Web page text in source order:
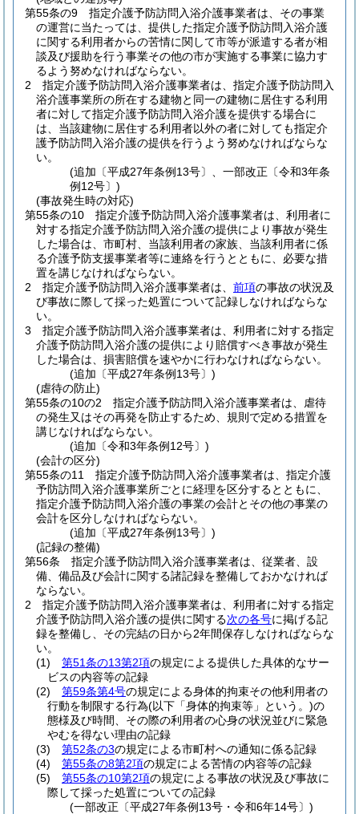
第55条の9
指定介護予防訪問入浴介護事業者は、その事業
の運営に当たっては、提供した指定介護予防訪問入浴介護
に関する利用者からの苦情に関して市等が派遣する者が相
談及び援助を行う事業その他の市が実施する事業に協力す
るよう努めなければならない。
2
指定介護予防訪問入浴介護事業者は、指定介護予防訪問入
浴介護事業所の所在する建物と同一の建物に居住する利用
者に対して指定介護予防訪問入浴介護を提供する場合に
は、当該建物に居住する利用者以外の者に対しても指定介
護予防訪問入浴介護の提供を行うよう努めなければならな
い。
(追加〔平成27年条例13号〕、一部改正〔令和3年条
例12号〕)
(事故発生時の対応)
第55条の10
指定介護予防訪問入浴介護事業者は、利用者に
対する指定介護予防訪問入浴介護の提供により事故が発生
した場合は、市町村、当該利用者の家族、当該利用者に係
る介護予防支援事業者等に連絡を行うとともに、必要な措
置を講じなければならない。
2
指定介護予防訪問入浴介護事業者は、 前項の事故の状況及
び事故に際して採った処置について記録しなければならな
い。
3
指定介護予防訪問入浴介護事業者は、利用者に対する指定
介護予防訪問入浴介護の提供により賠償すべき事故が発生
した場合は、損害賠償を速やかに行わなければならない。
(追加〔平成27年条例13号〕)
(虐待の防止)
第55条の10の2
指定介護予防訪問入浴介護事業者は、虐待
の発生又はその再発を防止するため、規則で定める措置を
講じなければならない。
(追加〔令和3年条例12号〕)
(会計の区分)
第55条の11
指定介護予防訪問入浴介護事業者は、指定介護
予防訪問入浴介護事業所ごとに経理を区分するとともに、
指定介護予防訪問入浴介護の事業の会計とその他の事業の
会計を区分しなければならない。
(追加〔平成27年条例13号〕)
(記録の整備)
第56条
指定介護予防訪問入浴介護事業者は、従業者、設
備、備品及び会計に関する諸記録を整備しておかなければ
ならない。
2
指定介護予防訪問入浴介護事業者は、利用者に対する指定
介護予防訪問入浴介護の提供に関する次の各号に掲げる記
録を整備し、その完結の日から2年間保存しなければならな
い。
(1)
第51条の13第2項の規定による提供した具体的なサー
ビスの内容等の記録
(2)
第59条第4号の規定による身体的拘束その他利用者の
行動を制限する行為(以下「身体的拘束等」という。)の
態様及び時間、その際の利用者の心身の状況並びに緊急
やむを得ない理由の記録
(3)
第52条の3の規定による市町村への通知に係る記録
(4)
第55条の8第2項の規定による苦情の内容等の記録
(5)
第55条の10第2項の規定による事故の状況及び事故に
際して採った処置についての記録
(一部改正〔平成27年条例13号・令和6年14号〕)